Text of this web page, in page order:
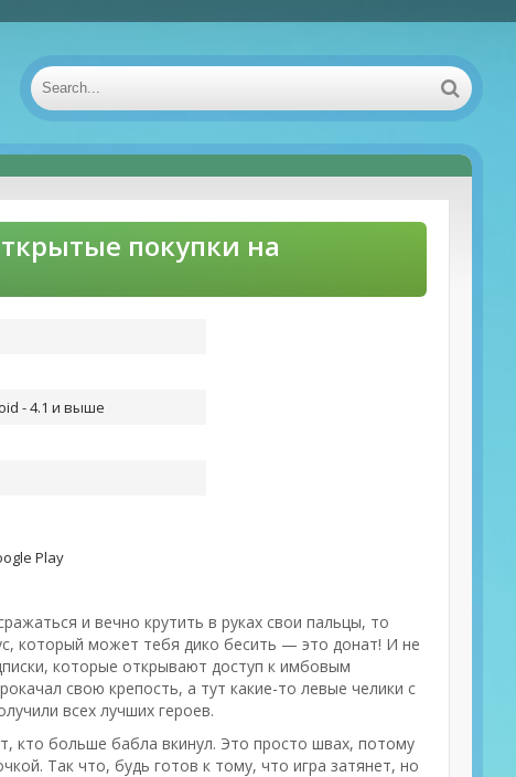
покупки на
- 4.1 и выше
Play
и вечно крутить в руках свои пальцы, то
который может тебя дико бесить — это донат! И не
которые открывают доступ к имбовым
свою крепость, а тут какие-то левые челики с
всех лучших героев.
кто больше бабла вкинул. Это просто швах, потому
Так что, будь готов к тому, что игра затянет, но